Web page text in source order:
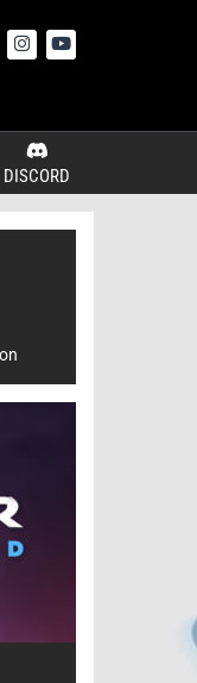
DISCORD